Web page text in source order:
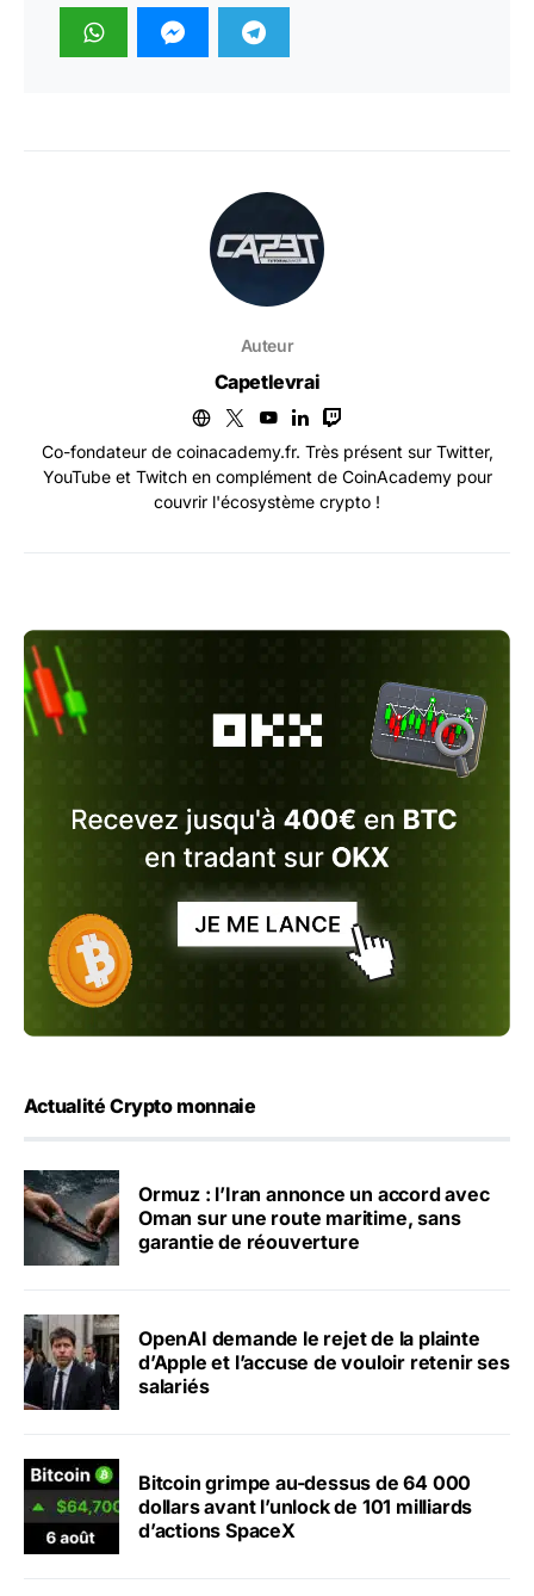
Auteur
Capetlevrai
Co-fondateur de coinacademy.fr. Très présent sur Twitter,
YouTube et Twitch en complément de CoinAcademy pour
couvrir l'écosystème crypto !
Actualité Crypto monnaie
Ormuz : l’Iran annonce un accord avec
Oman sur une route maritime, sans
garantie de réouverture
OpenAI demande le rejet de la plainte
d’Apple et l’accuse de vouloir retenir ses
salariés
Bitcoin grimpe au-dessus de 64 000
dollars avant l’unlock de 101 milliards
d’actions SpaceX